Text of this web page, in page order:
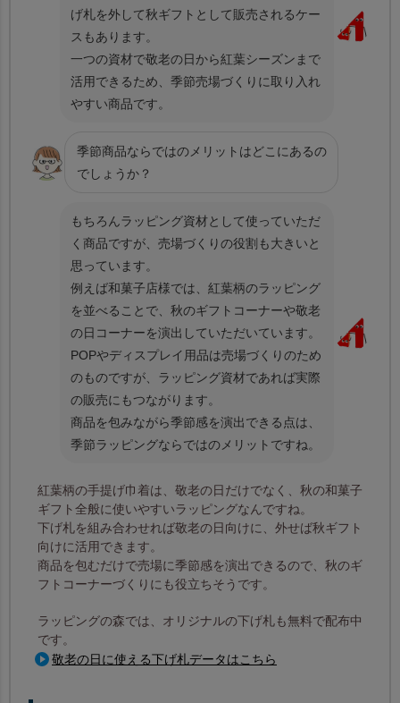
げ札を外して秋ギフトとして販売されるケー
スもあります。
一つの資材で敬老の日から紅葉シーズンまで
活用できるため、季節売場づくりに取り入れ
やすい商品です。
季節商品ならではのメリットはどこにあるの
でしょうか？
もちろんラッピング資材として使っていただ
く商品ですが、売場づくりの役割も大きいと
思っています。
例えば和菓子店様では、紅葉柄のラッピング
を並べることで、秋のギフトコーナーや敬老
の日コーナーを演出していただいています。
POPやディスプレイ用品は売場づくりのため
のものですが、ラッピング資材であれば実際
の販売にもつながります。
商品を包みながら季節感を演出できる点は、
季節ラッピングならではのメリットですね。
紅葉柄の手提げ巾着は、敬老の日だけでなく、秋の和菓子
ギフト全般に使いやすいラッピングなんですね。
下げ札を組み合わせれば敬老の日向けに、外せば秋ギフト
向けに活用できます。
商品を包むだけで売場に季節感を演出できるので、秋のギ
フトコーナーづくりにも役立ちそうです。
ラッピングの森では、オリジナルの下げ札も無料で配布中
です。
敬老の日に使える下げ札データはこちら